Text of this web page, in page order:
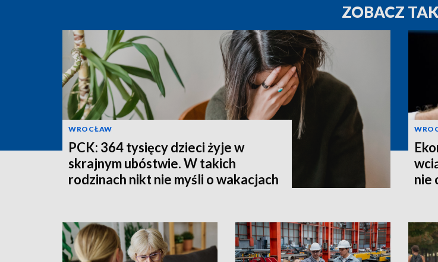
ZOBACZ
WROCŁAW
PCK: 364 tysięcy dzieci żyje w
skrajnym ubóstwie. W takich
rodzinach nikt nie myśli o wakacjach
nie